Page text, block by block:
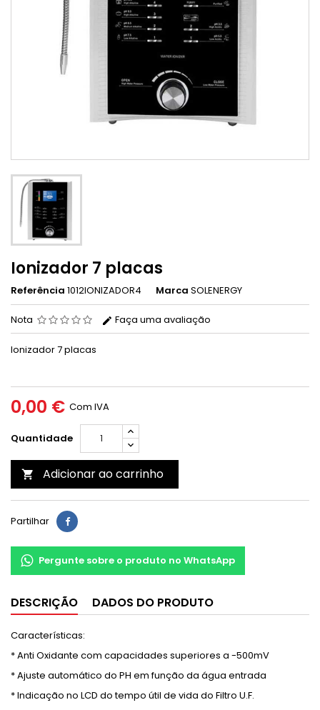
Ionizador 7 placas
Referência 1012IONIZADOR4 Marca SOLENERGY
Nota Faça uma avaliação
Ionizador 7 placas
0,00 € Com IVA
Quantidade
 Adicionar ao carrinho
Partilhar
Pergunte sobre o produto no WhatsApp
DESCRIÇÃO DADOS DO PRODUTO
Características:
* Anti Oxidante com capacidades superiores a -500mV
* Ajuste automático do PH em função da água entrada
* Indicação no LCD do tempo útil de vida do Filtro U.F.